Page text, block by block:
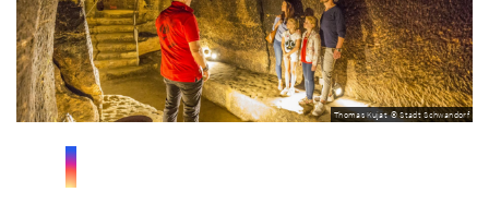
Thomas Kujat © Stadt Schwandorf